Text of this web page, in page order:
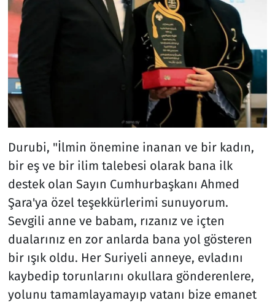
Durubi, "İlmin önemine inanan ve bir kadın,
bir eş ve bir ilim talebesi olarak bana ilk
destek olan Sayın Cumhurbaşkanı Ahmed
Şara'ya özel teşekkürlerimi sunuyorum.
Sevgili anne ve babam, rızanız ve içten
dualarınız en zor anlarda bana yol gösteren
bir ışık oldu. Her Suriyeli anneye, evladını
kaybedip torunlarını okullara gönderenlere,
yolunu tamamlayamayıp vatanı bize emanet